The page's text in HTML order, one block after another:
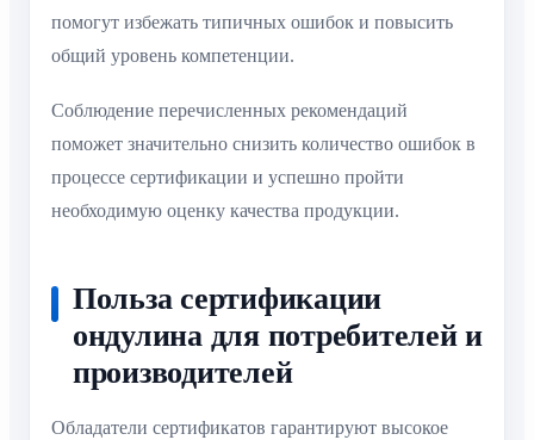
помогут избежать типичных ошибок и повысить
общий уровень компетенции.
Соблюдение перечисленных рекомендаций
поможет значительно снизить количество ошибок в
процессе сертификации и успешно пройти
необходимую оценку качества продукции.
Польза сертификации
ондулина для потребителей и
производителей
Обладатели сертификатов гарантируют высокое